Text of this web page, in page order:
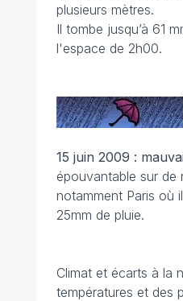
plusieurs mètres.
Il tombe jusqu’à 61
l'espace de 2h00.
15 juin 2009 :
épouvantable sur de
notamment Paris où
25mm de pluie.
Climat et écarts à la
températures et des